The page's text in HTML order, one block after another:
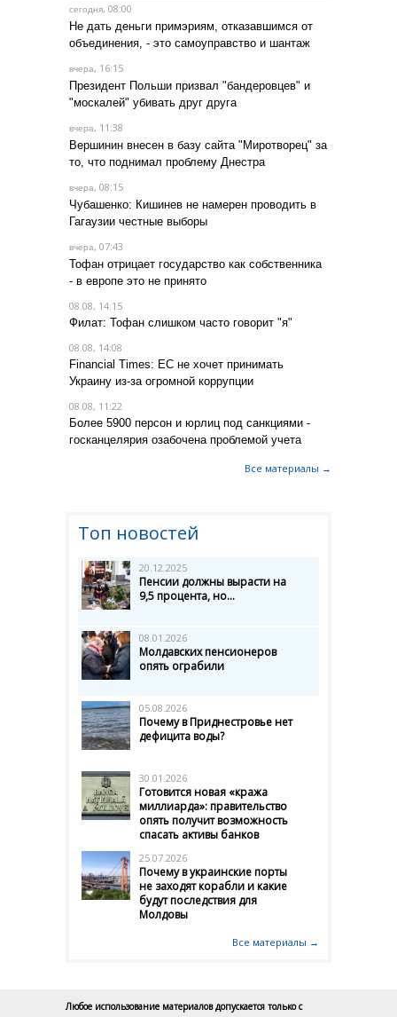
сегодня, 08:00
Не дать деньги примэриям, отказавшимся от
объединения, - это самоуправство и шантаж
вчера, 16:15
Президент Польши призвал "бандеровцев" и
"москалей" убивать друг друга
вчера, 11:38
Вершинин внесен в базу сайта "Миротворец" за
то, что поднимал проблему Днестра
вчера, 08:15
Чубашенко: Кишинев не намерен проводить в
Гагаузии честные выборы
вчера, 07:43
Тофан отрицает государство как собственника
- в европе это не принято
08.08, 14:15
Филат: Тофан слишком часто говорит "я"
08.08, 14:08
Financial Times: ЕС не хочет принимать
Украину из-за огромной коррупции
08.08, 11:22
Более 5900 персон и юрлиц под санкциями -
госканцелярия озабочена проблемой учета
Все материалы →
Топ новостей
20.12.2025
Пенсии должны вырасти на
9,5 процента, но...
08.01.2026
Молдавских пенсионеров
опять ограбили
05.08.2026
Почему в Приднестровье нет
дефицита воды?
30.01.2026
Готовится новая «кража
миллиарда»: правительство
опять получит возможность
спасать активы банков
25.07.2026
Почему в украинские порты
не заходят корабли и какие
будут последствия для
Молдовы
Все материалы →
Любое использование материалов допускается только с